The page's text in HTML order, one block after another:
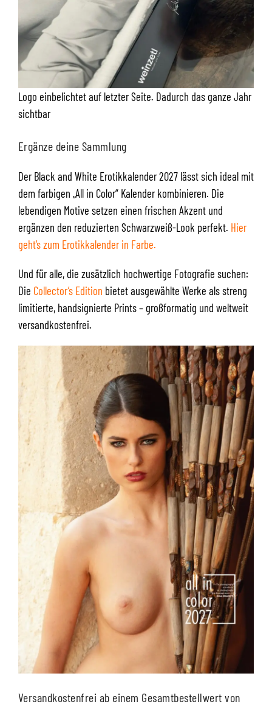
Logo einbelichtet auf letzter Seite. Dadurch das ganze Jahr
sichtbar
Ergänze deine Sammlung
Der Black and White Erotikkalender 2027 lässt sich ideal mit
dem farbigen „All in Color“ Kalender kombinieren. Die
lebendigen Motive setzen einen frischen Akzent und
ergänzen den reduzierten Schwarzweiß-Look perfekt. Hier
geht’s zum Erotikkalender in Farbe.
Und für alle, die zusätzlich hochwertige Fotografie suchen:
Die Collector’s Edition bietet ausgewählte Werke als streng
limitierte, handsignierte Prints – großformatig und weltweit
versandkostenfrei.
Versandkostenfrei ab einem Gesamtbestellwert von